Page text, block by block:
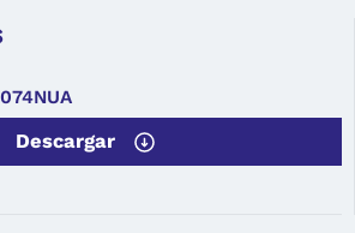
Descargar